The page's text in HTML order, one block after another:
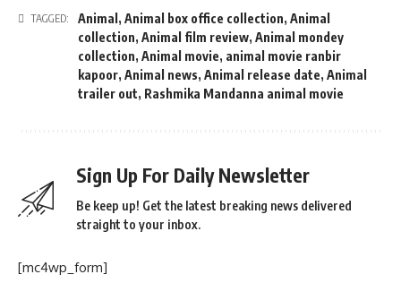
TAGGED: Animal , Animal box office collection, Animal
collection, Animal film review, Animal mondey
collection, Animal movie, animal movie ranbir
kapoor, Animal news, Animal release date, Animal
trailer out, Rashmika Mandanna animal movie
Sign Up For Daily Newsletter
Be keep up! Get the latest breaking news delivered
straight to your inbox.
[mc4wp_form]